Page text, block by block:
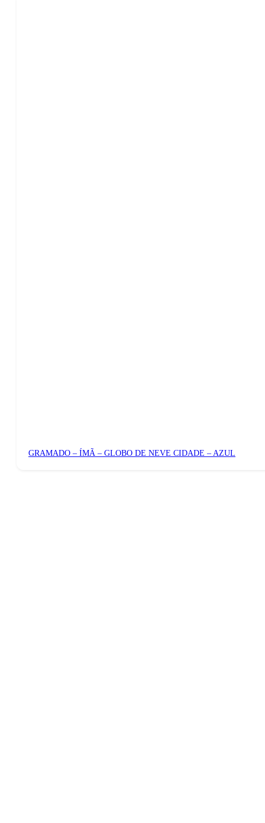
GRAMADO – ÍMÃ – GLOBO DE NEVE CIDADE – AZUL